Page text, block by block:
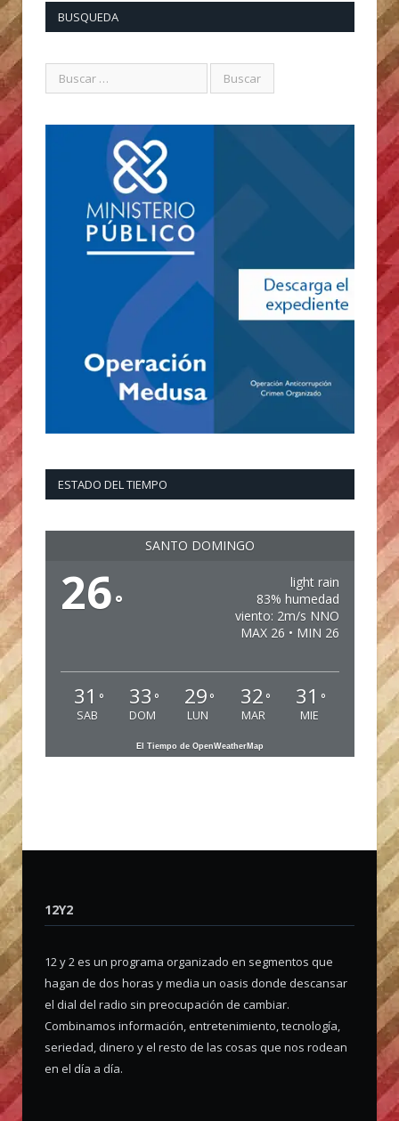
BUSQUEDA
ESTADO DEL TIEMPO
SANTO DOMINGO
26°
light rain
83% humedad
viento: 2m/s NNO
MAX 26 • MIN 26
31 °
SAB
33 °
DOM
29 °
LUN
32 °
MAR
31 °
MIE
El Tiempo de OpenWeatherMap
12Y2
12 y 2 es un programa organizado en segmentos que
hagan de dos horas y media un oasis donde descansar
el dial del radio sin preocupación de cambiar.
Combinamos información, entretenimiento, tecnología,
seriedad, dinero y el resto de las cosas que nos rodean
en el día a día.